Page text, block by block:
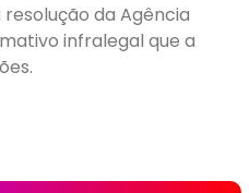
da Agência
infralegal que a